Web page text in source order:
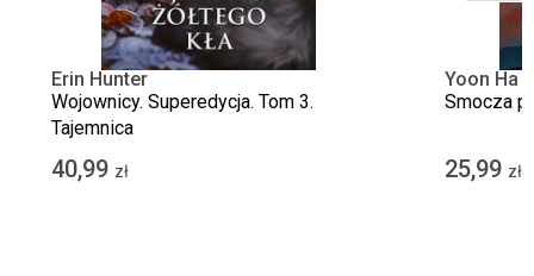
Erin Hunter
Wojownicy. Superedycja. Tom 3.
Tajemnica
40,99 zł
Yoon Ha
Smocza
25,99 zł